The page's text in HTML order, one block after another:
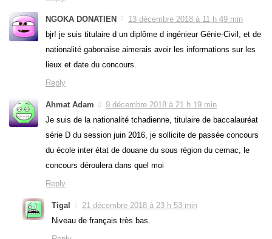
NGOKA DONATIEN
13 décembre 2018 à 11 h 49 min
bjr! je suis titulaire d un diplôme d ingénieur Génie-Civil, et de
nationalité gabonaise aimerais avoir les informations sur les
lieux et date du concours.
Reply
Ahmat Adam
9 décembre 2018 à 21 h 19 min
Je suis de la nationalité tchadienne, titulaire de baccalauréat
série D du session juin 2016, je sollicite de passée concours
du école inter état de douane du sous région du cemac, le
concours déroulera dans quel moi
Reply
Tigal
21 décembre 2018 à 23 h 53 min
Niveau de français très bas.